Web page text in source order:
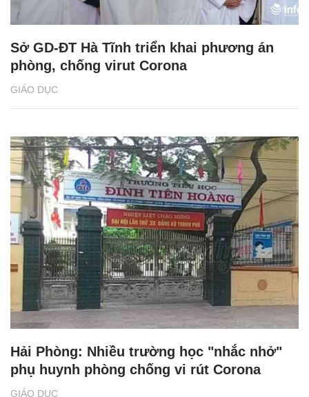
GIÁO DỤC
Sở GD-ĐT Hà Tĩnh triển khai phương án
phòng, chống virut Corona
GIÁO DỤC
Hải Phòng: Nhiều trường học "nhắc nhở"
phụ huynh phòng chống vi rút Corona